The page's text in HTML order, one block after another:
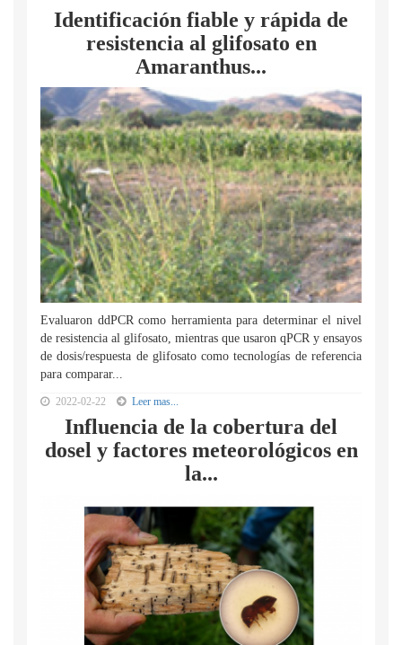
Identificación fiable y rápida de
resistencia al glifosato en
Amaranthus...
Evaluaron ddPCR como herramienta para determinar el nivel
de resistencia al glifosato, mientras que usaron qPCR y ensayos
de dosis/respuesta de glifosato como tecnologías de referencia
para comparar...
2022-02-22 Leer mas...
Influencia de la cobertura del
dosel y factores meteorológicos en
la...